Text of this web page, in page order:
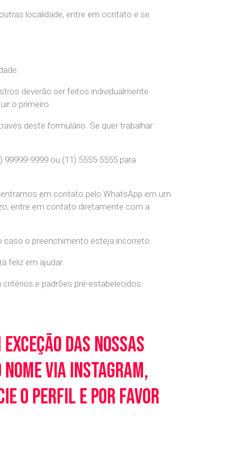
outras localidade, entre em ocntato e se
deverão ser feitos individualmente
o primeiro.
deste formulário. Se quer trabalhar
9999 ou (11) 5555-5555 para
em contato pelo WhatsApp em um
entre em contato diretamente com a
o preenchimento esteja incorreto.
feliz em ajudar.
e padrões pré-estabelecidos.
das nossas
via Instagram,
o perfil e por favor